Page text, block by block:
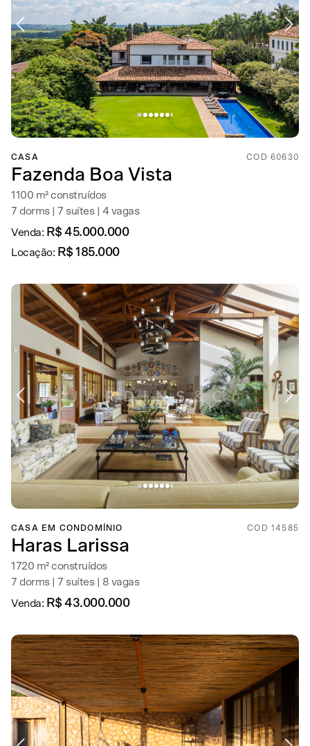
CASA COD 60630
Fazenda Boa Vista
1100 m² construídos
7 dorms | 7 suítes | 4 vagas
Venda: R$ 45.000.000
Locação: R$ 185.000
CASA EM CONDOMÍNIO COD 14585
Haras Larissa
1720 m² construídos
7 dorms | 7 suítes | 8 vagas
Venda: R$ 43.000.000